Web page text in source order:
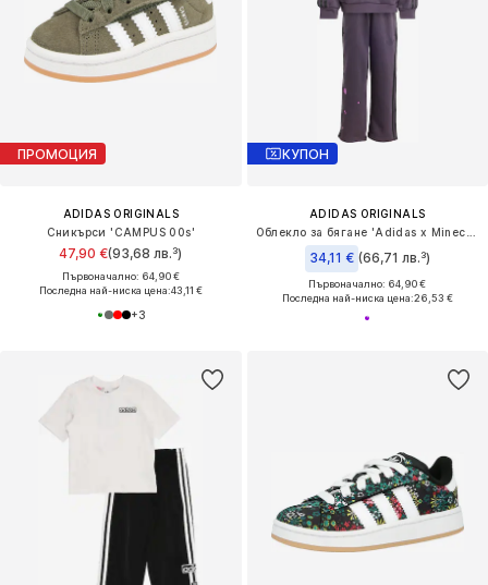
ПРОМОЦИЯ
ADIDAS ORIGINALS
Сникърси 'CAMPUS 00s'
47,90 €(93,68 лв.³)
Първоначално: 64,90 €
Последна най-ниска цена:43,11 €
+3
КУПОН
ADIDAS ORIGINALS
34,11 € (66,71 лв.³)
Първоначално: 64,90 €
Последна най-ниска цена:26,53 €